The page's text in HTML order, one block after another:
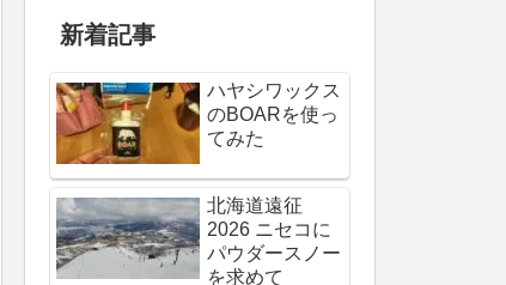
新着記事
ハヤシワックス
のBOARを使っ
てみた
北海道遠征
2026 ニセコに
パウダースノー
を求めて